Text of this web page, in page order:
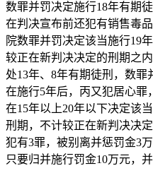
数罪并罚决定施行18年有期
在判决宣布前还犯有销售毒
院数罪并罚决定该当施行19
较正在新判决决定的刑期之
处13年、8年有期徒刑，数
在施行5年后，丙又犯居心罪
在15年以上20年以下决定该
刑期，不计较正在新判决决
犯有3罪，被别离并惩罚金3
只要归并施行罚金10万元，